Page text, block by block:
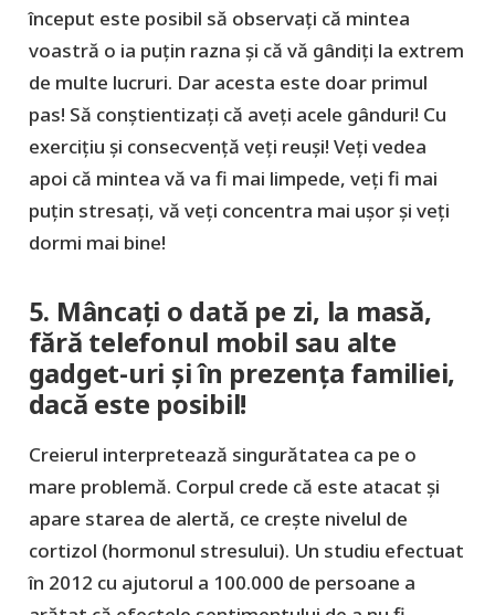
început este posibil să observați că mintea
voastră o ia puțin razna și că vă gândiți la extrem
de multe lucruri. Dar acesta este doar primul
pas! Să conștientizați că aveți acele gânduri! Cu
exercițiu și consecvență veți reuși! Veți vedea
apoi că mintea vă va fi mai limpede, veți fi mai
puțin stresați, vă veți concentra mai ușor și veți
dormi mai bine!
5. Mâncați o dată pe zi, la masă,
fără telefonul mobil sau alte
gadget-uri și în prezența familiei,
dacă este posibil!
Creierul interpretează singurătatea ca pe o
mare problemă. Corpul crede că este atacat și
apare starea de alertă, ce crește nivelul de
cortizol (hormonul stresului). Un studiu efectuat
în 2012 cu ajutorul a 100.000 de persoane a